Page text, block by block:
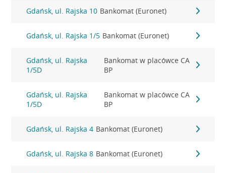
Gdańsk, ul. Rajska 10 Bankomat (Euronet)
Gdańsk, ul. Rajska 1/5 Bankomat (Euronet)
Gdańsk, ul. Rajska
1/5D
Bankomat w placówce CA
BP
Gdańsk, ul. Rajska
1/5D
Bankomat w placówce CA
BP
Gdańsk, ul. Rajska 4 Bankomat (Euronet)
Gdańsk, ul. Rajska 8 Bankomat (Euronet)